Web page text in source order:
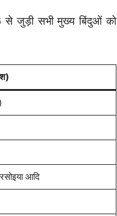
जुड़ी सभी मुख्य बिंदुओं को
आदि